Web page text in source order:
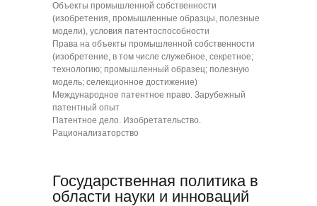
Объекты промышленной собственности
(изобретения, промышленные образцы, полезные
модели), условия патентоспособности
Права на объекты промышленной собственности
(изобретение, в том числе служебное, секретное;
технологию; промышленный образец; полезную
модель; селекционное достижение)
Международное патентное право. Зарубежный
патентный опыт
Патентное дело. Изобретательство.
Рационализаторство
Государственная политика в
области науки и инноваций